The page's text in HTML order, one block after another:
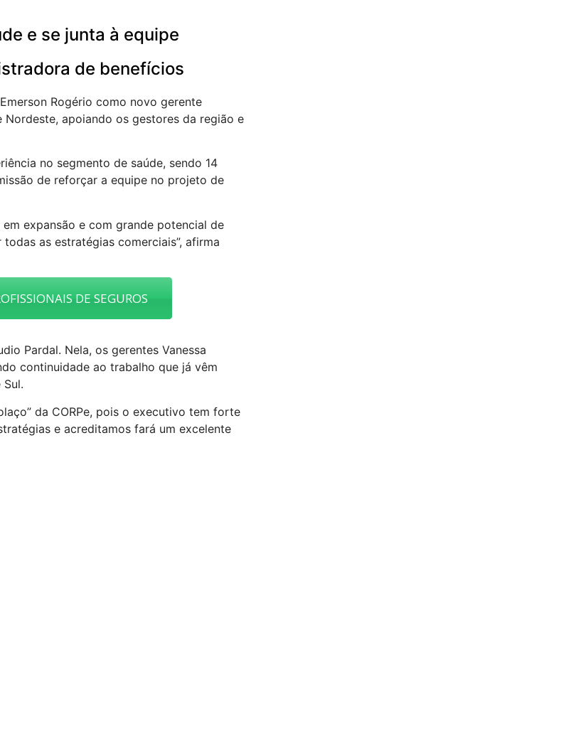
e se junta à equipe
de benefícios
Rogério como novo gerente
apoiando os gestores da região e
no segmento de saúde, sendo 14
de reforçar a equipe no projeto de
expansão e com grande potencial de
as estratégias comerciais”, afirma
DE SEGUROS
Pardal. Nela, os gerentes Vanessa
continuidade ao trabalho que já vêm
da CORPe, pois o executivo tem forte
e acreditamos fará um excelente